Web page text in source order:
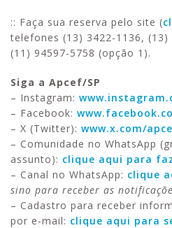
:: Faça sua reserva pelo site (
telefones (13) 3422-1136, (13)
(11) 94597-5758 (opção 1).
Siga a Apcef/SP
– Instagram:
– Facebook:
– X (Twitter): www.x.com/
– Comunidade no WhatsApp
assunto): clique aqui para
– Canal no WhatsApp: clique
sino para receber as
– Cadastro para receber
por e-mail: clique aqui para